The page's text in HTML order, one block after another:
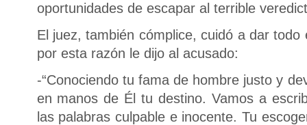
oportunidades de escapar al terrible
El juez, también cómplice, cuidó a dar
por esta razón le dijo al acusado:
-“Conociendo tu fama de hombre justo y
en manos de Él tu destino. Vamos a
las palabras culpable e inocente. Tu